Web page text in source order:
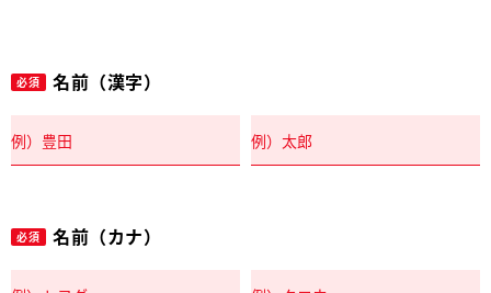
必須 名前（漢字）
必須 名前（カナ）